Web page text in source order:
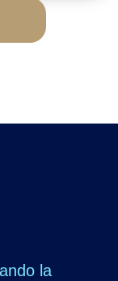
la